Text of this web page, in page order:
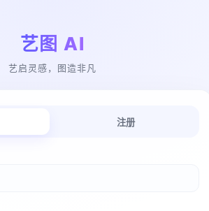
艺图 AI
艺启灵感，图造非凡
注册